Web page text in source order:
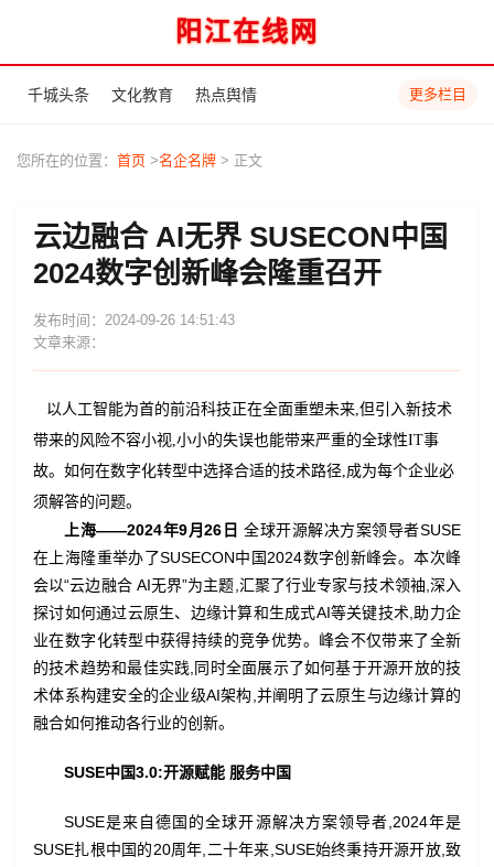
阳江在线网
千城头条 文化教育 热点舆情 更多栏目
您所在的位置： 首页 >名企名牌 > 正文
云边融合 AI无界 SUSECON中国
2024数字创新峰会隆重召开
发布时间：2024-09-26 14:51:43
文章来源：
以人工智能为首的前沿科技正在全面重塑未来,但引入新技术
带来的风险不容小视,小小的失误也能带来严重的全球性IT事
故。如何在数字化转型中选择合适的技术路径,成为每个企业必
须解答的问题。
上海——2024年9月26 日 全球开源解决方案领导者SUSE
在上海隆重举办了SUSECON中国2024数字创新峰会。本次峰
会以“云边融合 AI无界”为主题,汇聚了行业专家与技术领袖,深入
探讨如何通过云原生、边缘计算和生成式AI等关键技术,助力企
业在数字化转型中获得持续的竞争优势。峰会不仅带来了全新
的技术趋势和最佳实践,同时全面展示了如何基于开源开放的技
术体系构建安全的企业级AI架构,并阐明了云原生与边缘计算的
融合如何推动各行业的创新。
SUSE中国3.0:开源赋能 服务中国
SUSE是来自德国的全球开源解决方案领导者,2024年是
SUSE扎根中国的20周年,二十年来,SUSE始终秉持开源开放,致